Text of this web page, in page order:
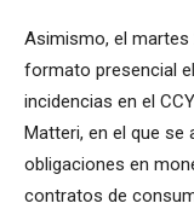
Asimismo, el martes
formato presencial
incidencias en el
Matteri, en el que
obligaciones en
contratos de